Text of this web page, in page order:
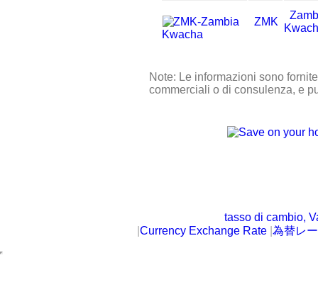
ZMK
Note: Le informazioni sono
commerciali o di consulenza, e
tasso di cambio,
Currency Exchange Rate 為替レ